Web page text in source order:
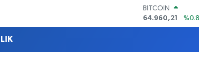
DOLAR
47,7436
%0.18
EURO